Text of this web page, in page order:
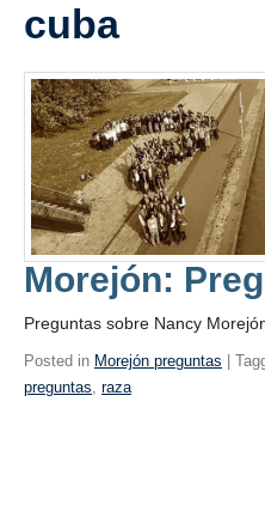
Blogs
Assessment
Playlist
cuba
Morejón:
Preguntas sobre Nancy
Posted in Morejón preguntas |
preguntas, raza